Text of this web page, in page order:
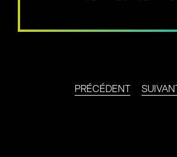
PRÉCÉDENT SUIVANT